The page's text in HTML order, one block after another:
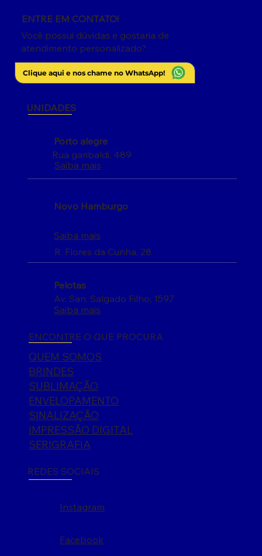
Você possui dúvidas e gostaria de
atendimento personalizado?
ENTRE EM CONTATO!
Clique aqui e nos chame no WhatsApp!
UNIDADES
Porto alegre
Saiba mais
Rua garibaldi, 489
Novo Hamburgo
R. Flores da Cunha, 28
Saiba mais
Pelotas
Av. San. Salgado Filho, 1597
Saiba mais
ENCONTRE O QUE PROCURA
QUEM SOMOS
BRINDES
SUBLIMAÇÃO
ENVELOPAMENTO
SINALIZAÇÃO
IMPRESSÃO DIGITAL
SERIGRAFIA
REDES SOCIAIS
Instagram
Facebook